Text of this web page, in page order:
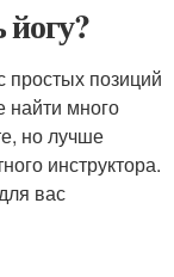
простых позиций
много
но лучше
инструктора.
вас